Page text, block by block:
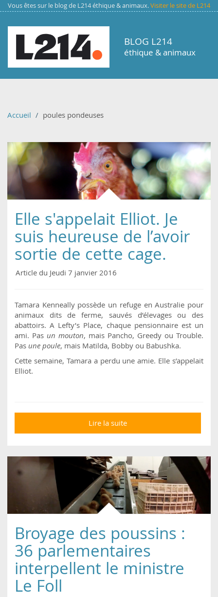
Aller au contenu principal
Vous êtes sur le blog de L214 éthique & animaux.Visiter le site de L214
BLOG L214
éthique & animaux
Accueil poules pondeuses
Elle s'appelait Elliot. Je
suis heureuse de l’avoir
sortie de cette cage.
Article du Jeudi 7 janvier 2016
Tamara Kenneally possède un refuge en Australie pour
animaux dits de ferme, sauvés d’élevages ou des
abattoirs. A Lefty’s Place, chaque pensionnaire est un
ami. Pas un mouton, mais Pancho, Greedy ou Trouble.
Pas une poule, mais Matilda, Bobby ou Babushka.
Cette semaine, Tamara a perdu une amie. Elle s’appelait
Elliot.
Lire la suite
Je suis heureuse de
Broyage des poussins :
36 parlementaires
interpellent le ministre
Le Foll